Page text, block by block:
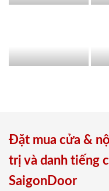
Đặt mua cửa &
trị và danh tiếng
SaigonDoor